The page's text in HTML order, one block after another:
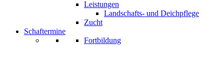
Leistungen
Landschafts- und Deichpflege
Zucht
Schaftermine
Fortbildung